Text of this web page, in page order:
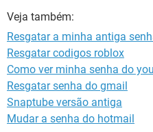
Veja também:
Resgatar a minha antiga
Resgatar codigos roblox
Como ver minha senha do
Resgatar senha do gmail
Snaptube versão antiga
Mudar a senha do hotmail